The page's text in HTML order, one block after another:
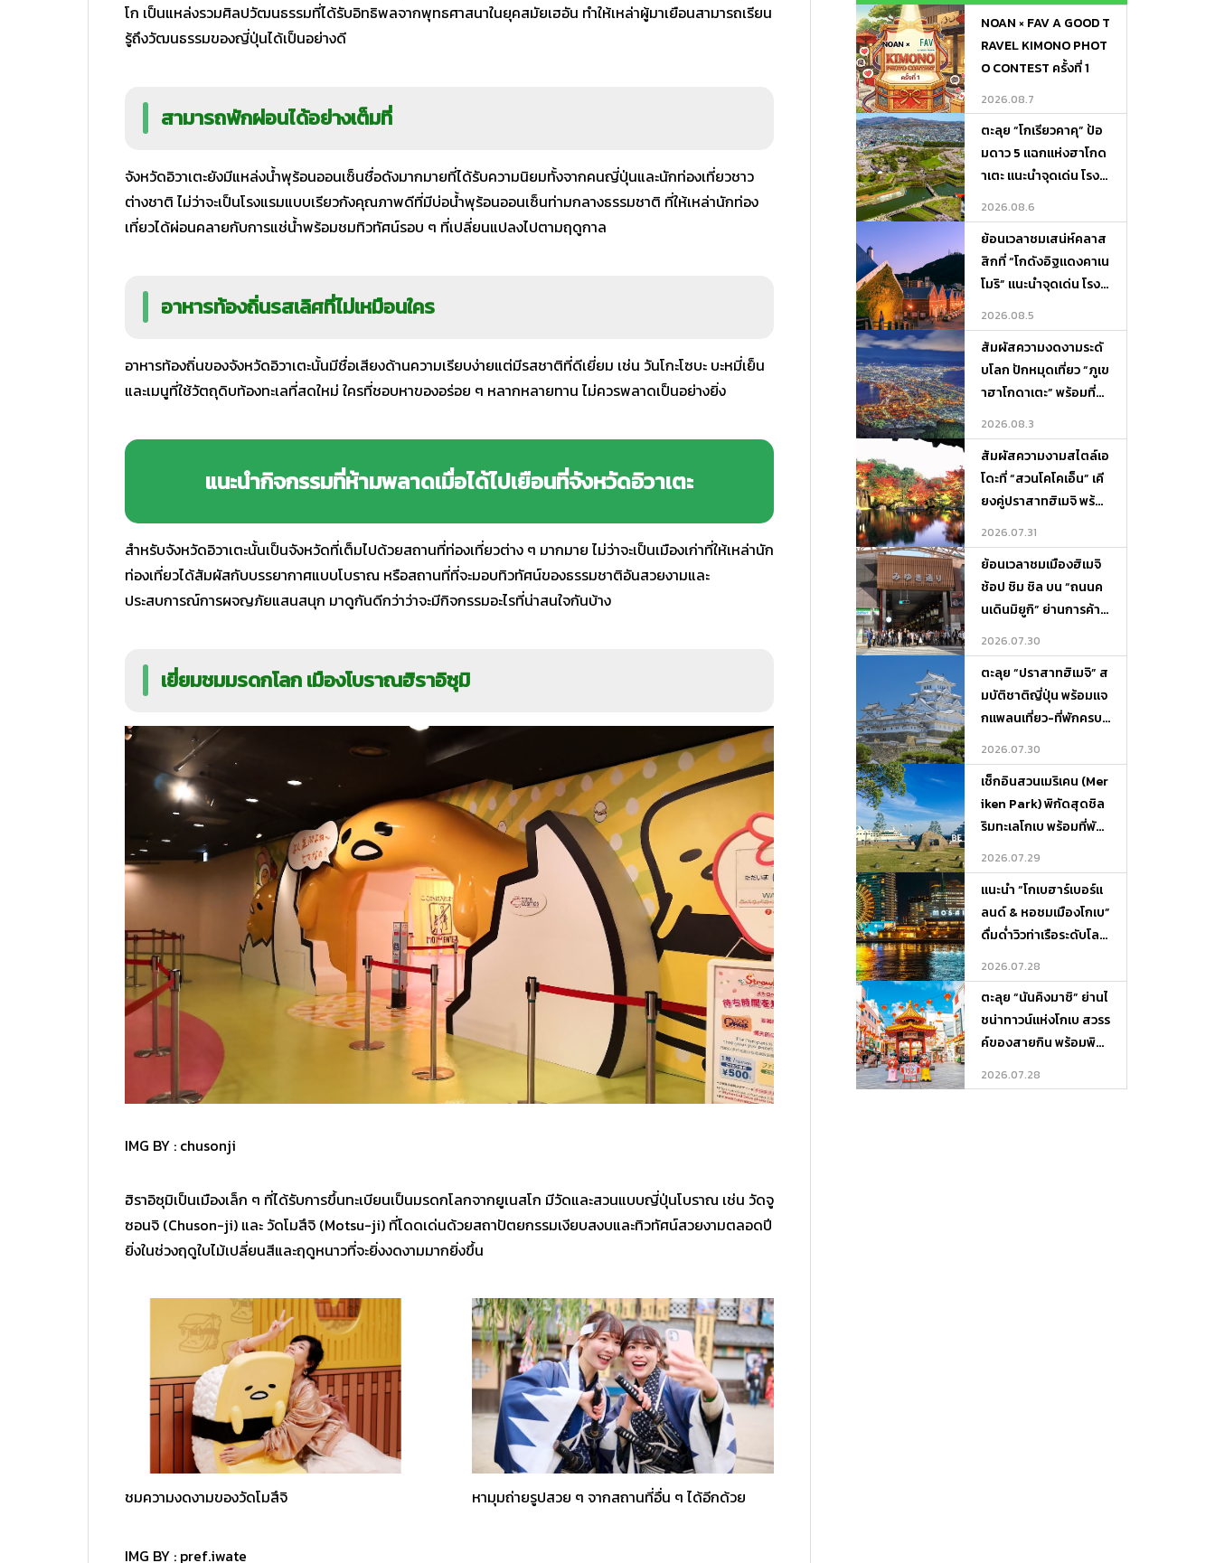
โก เป็นแหล่งรวมศิลปวัฒนธรรมที่ได้รับอิทธิพลจากพุทธศาสนาในยุคสมัยเฮอัน ทำให้เหล่าผู้มาเยือนสามารถเรียน
รู้ถึงวัฒนธรรมของญี่ปุ่นได้เป็นอย่างดี
สามารถพักผ่อนได้อย่างเต็มที่
จังหวัดอิวาเตะยังมีแหล่งน้ำพุร้อนออนเซ็นชื่อดังมากมายที่ได้รับความนิยมทั้งจากคนญี่ปุ่นและนักท่องเที่ยวชาว
ต่างชาติ ไม่ว่าจะเป็นโรงแรมแบบเรียวกังคุณภาพดีที่มีบ่อน้ำพุร้อนออนเซ็นท่ามกลางธรรมชาติ ที่ให้เหล่านักท่อง
เที่ยวได้ผ่อนคลายกับการแช่น้ำพร้อมชมทิวทัศน์รอบ ๆ ที่เปลี่ยนแปลงไปตามฤดูกาล
อาหารท้องถิ่นรสเลิศที่ไม่เหมือนใคร
อาหารท้องถิ่นของจังหวัดอิวาเตะนั้นมีชื่อเสียงด้านความเรียบง่ายแต่มีรสชาติที่ดีเยี่ยม เช่น วันโกะโซบะ บะหมี่เย็น
และเมนูที่ใช้วัตถุดิบท้องทะเลที่สดใหม่ ใครที่ชอบหาของอร่อย ๆ หลากหลายทาน ไม่ควรพลาดเป็นอย่างยิ่ง
แนะนำกิจกรรมที่ห้ามพลาดเมื่อได้ไปเยือนที่จังหวัดอิวาเตะ
สำหรับจังหวัดอิวาเตะนั้นเป็นจังหวัดที่เต็มไปด้วยสถานที่ท่องเที่ยวต่าง ๆ มากมาย ไม่ว่าจะเป็นเมืองเก่าที่ให้เหล่านัก
ท่องเที่ยวได้สัมผัสกับบรรยากาศแบบโบราณ หรือสถานที่ที่จะมอบทิวทัศน์ของธรรมชาติอันสวยงามและ
ประสบการณ์การผจญภัยแสนสนุก มาดูกันดีกว่าว่าจะมีกิจกรรมอะไรที่น่าสนใจกันบ้าง
เยี่ยมชมมรดกโลก เมืองโบราณฮิราอิซุมิ
IMG BY : chusonji
ฮิราอิซุมิเป็นเมืองเล็ก ๆ ที่ได้รับการขึ้นทะเบียนเป็นมรดกโลกจากยูเนสโก มีวัดและสวนแบบญี่ปุ่นโบราณ เช่น วัดจู
ซอนจิ (Chuson-ji) และ วัดโมสึจิ (Motsu-ji) ที่โดดเด่นด้วยสถาปัตยกรรมเงียบสงบและทิวทัศน์สวยงามตลอดปี
ยิ่งในช่วงฤดูใบไม้เปลี่ยนสีและฤดูหนาวที่จะยิ่งงดงามมากยิ่งขึ้น
ชมความงดงามของวัดโมสึจิ หามุมถ่ายรูปสวย ๆ จากสถานที่อื่น ๆ ได้อีกด้วย
IMG BY : pref.iwate
NOAN × FAV A GOOD T
RAVEL KIMONO PHOT
O CONTEST ครั้งที่ 1
2026.08.7
ตะลุย “โกเรียวคาคุ” ป้อ
มดาว 5 แฉกแห่งฮาโกด
าเตะ แนะนำจุดเด่น โรงแ
ศ
2026.08.6
ย้อนเวลาชมเสน่ห์คลาส
สิกที่ “โกดังอิฐแดงคาเน
โมริ” แนะนำจุดเด่น โรงแ
ลได้ทั้งวัน!
2026.08.5
สัมผัสความงดงามระดั
บโลก ปักหมุดเที่ยว “ภูเข
าฮาโกดาเตะ” พร้อมที่พั
ด!
2026.08.3
สัมผัสความงามสไตล์เอ
โดะที่ “สวนโคโคเอ็น” เคี
ยงคู่ปราสาทฮิเมจิ พร้อ
รบจบในที่เดียว
2026.07.31
ย้อนเวลาชมเมืองฮิเมจิ
ช้อป ชิม ชิล บน “ถนนค
นเดินมิยูกิ” ย่านการค้าสุ
2026.07.30
ตะลุย “ปราสาทฮิเมจิ” ส
มบัติชาติญี่ปุ่น พร้อมแจ
กแพลนเที่ยว-ที่พักครบจ
2026.07.30
เช็กอินสวนเมริเคน (Mer
iken Park) พิกัดสุดชิล
ริมทะเลโกเบ พร้อมที่พัก
วรอบเกาะ
2026.07.29
แนะนำ “โกเบฮาร์เบอร์แ
ลนด์ & หอชมเมืองโกเบ”
ดื่มด่ำวิวท่าเรือระดับโลก
ยวรอบ ๆ
2026.07.28
ตะลุย “นันคิงมาชิ” ย่านไ
ชน่าทาวน์แห่งโกเบ สวรร
ค์ของสายกิน พร้อมพิกั
อง
2026.07.28